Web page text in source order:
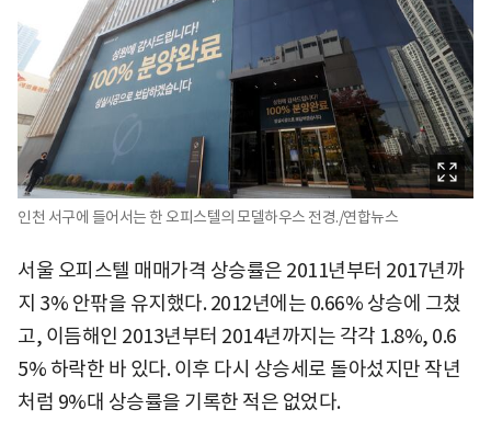
인천 서구에 들어서는 한 오피스텔의 모델하우스 전경./연합뉴스
서울 오피스텔 매매가격 상승률은 2011년부터 2017년까
지 3% 안팎을 유지했다. 2012년에는 0.66% 상승에 그쳤
고, 이듬해인 2013년부터 2014년까지는 각각 1.8%, 0.6
5% 하락한 바 있다. 이후 다시 상승세로 돌아섰지만 작년
처럼 9%대 상승률을 기록한 적은 없었다.